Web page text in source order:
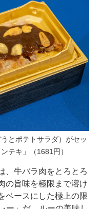
とポテトサラダ）がセッ
テキ」（1681円）
、牛バラ肉をとろとろ
の旨味を極限まで溶け
ベースにした極上の限